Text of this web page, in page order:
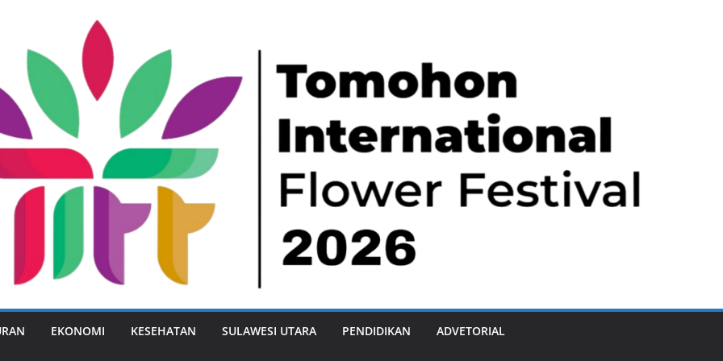
EKONOMI KESEHATAN SULAWESI UTARA PENDIDIKAN ADVETORIAL